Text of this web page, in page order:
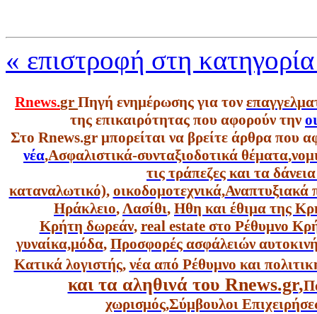
« επιστροφή στη
Rnews.gr Πηγή ενημέρωσης για τον
της επικαιρότητας που αφορούν την
Στο Rnews.gr μπορείται να βρείτε άρθρα που
νέα,Ασφαλιστικά-συνταξιοδοτικά θέματα,
τις τράπεζες και τα
καταναλωτικό), οικοδομοτεχνικά,Αναπτυξιακά
Ηράκλειο,Λασίθι, Ηθη και έθιμα της
Κρήτη δωρεάν, real estate στο Ρέθυμνο
γυναίκα,μόδα, Προσφορές ασφάλειών
Κατικά λογιστής, νέα από Ρέθυμνο και
και τα αληθινά του Rnews.gr,
χωρισμός,Σύμβουλοι